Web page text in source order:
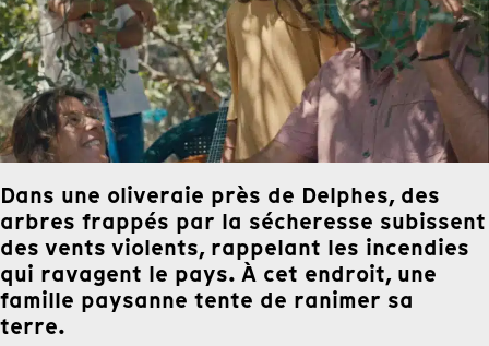
Dans une oliveraie près de Delphes, des
arbres frappés par la sécheresse subissent
des vents violents, rappelant les incendies
qui ravagent le pays. À cet endroit, une
famille paysanne tente de ranimer sa
terre.